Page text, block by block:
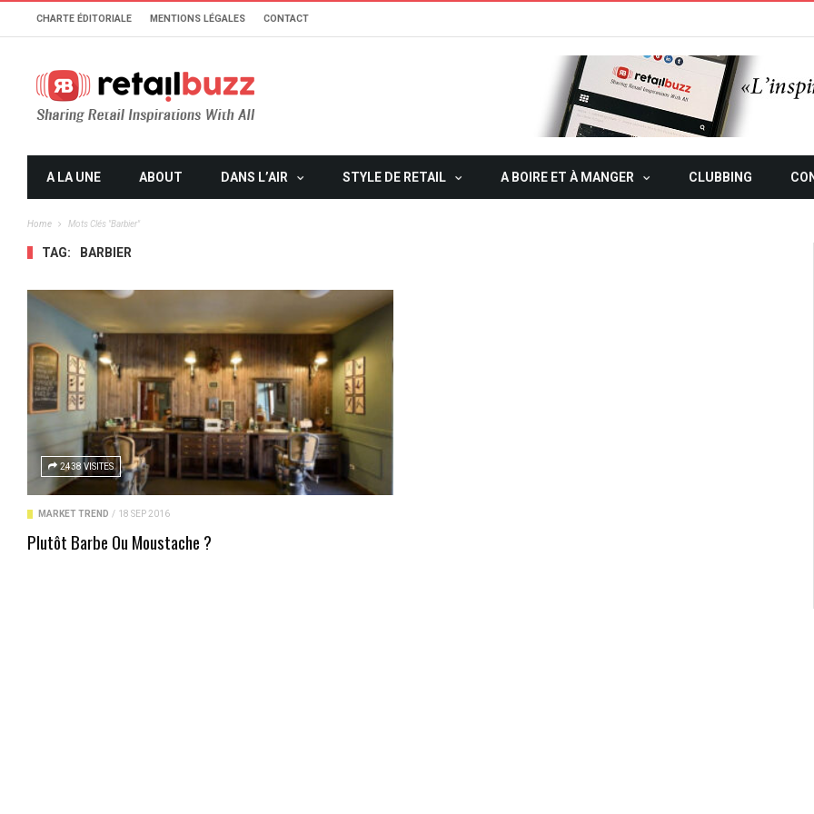
CHARTE ÉDITORIALE MENTIONS LÉGALES CONTACT
A LA UNE ABOUT DANS L’AIR STYLE DE RETAIL A BOIRE ET À MANGER CLUBBING
Home Mots Clés "barbier"
TAG: BARBIER
2438 VISITES
MARKET TREND / 18 SEP 2016
Plutôt Barbe Ou Moustache ?